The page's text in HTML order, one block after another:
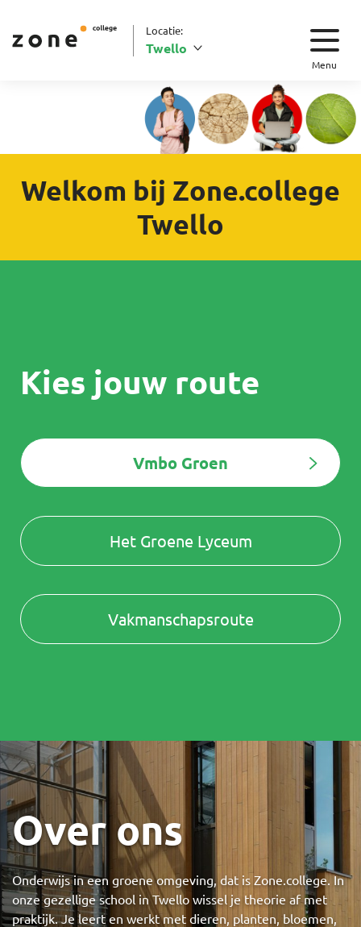
Locatie:
Twello
Menu
Welkom bij Zone.college
Twello
Kies jouw route
Vmbo Groen
Het Groene Lyceum
Vakmanschapsroute
Over ons
Onderwijs in een groene omgeving, dat is Zone.college. In
onze gezellige school in Twello wissel je theorie af met
praktijk. Je leert en werkt met dieren, planten, bloemen,